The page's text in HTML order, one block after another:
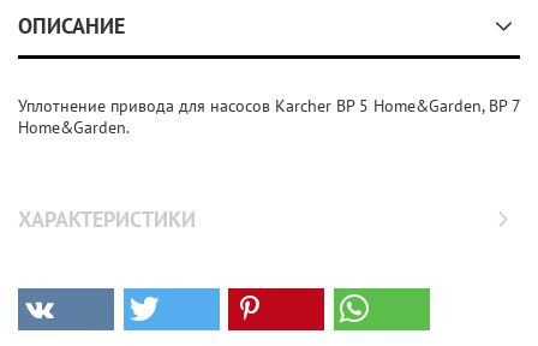
ОПИСАНИЕ
Уплотнение привода для насосов Karcher BP 5 Home&Garden, BP 7
Home&Garden.
ХАРАКТЕРИСТИКИ